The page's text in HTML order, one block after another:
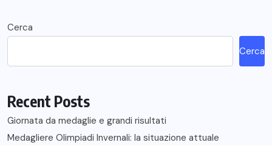
Cerca
Cerca
Recent Posts
Giornata da medaglie e grandi risultati
Medagliere Olimpiadi Invernali: la situazione attuale